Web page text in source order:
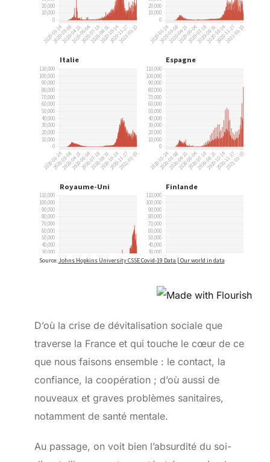
D’où la crise de dévitalisation sociale que
traverse la France et qui touche le cœur de ce
que nous faisons ensemble : le contact, la
confiance, la coopération ; d’où aussi de
nouveaux et graves problèmes sanitaires,
notamment de santé mentale.
Au passage, on voit bien l’absurdité du soi-